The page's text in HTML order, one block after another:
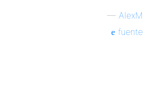
— AlexM
fuente